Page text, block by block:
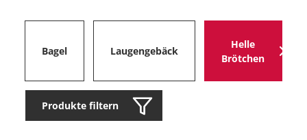
Bagel Laugengebäck
Helle
Brötchen
Produkte filtern